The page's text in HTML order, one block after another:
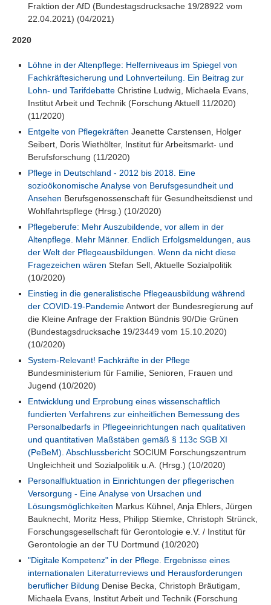
Fraktion der AfD (Bundestagsdrucksache 19/28922 vom
22.04.2021) (04/2021)
2020
Löhne in der Altenpflege: Helferniveaus im Spiegel von
Fachkräftesicherung und Lohnverteilung. Ein Beitrag zur
Lohn- und TarifdebatteChristine Ludwig, Michaela Evans,
Institut Arbeit und Technik (Forschung Aktuell 11/2020)
(11/2020)
Entgelte von Pflegekräften Jeanette Carstensen, Holger
Seibert, Doris Wiethölter, Institut für Arbeitsmarkt- und
Berufsforschung (11/2020)
Pflege in Deutschland - 2012 bis 2018. Eine
sozioökonomische Analyse von Berufsgesundheit und
Ansehen Berufsgenossenschaft für Gesundheitsdienst und
Wohlfahrtspflege (Hrsg.) (10/2020)
Pflegeberufe: Mehr Auszubildende, vor allem in der
Altenpflege. Mehr Männer. Endlich Erfolgsmeldungen, aus
der Welt der Pflegeausbildungen. Wenn da nicht diese
Fragezeichen wären Stefan Sell, Aktuelle Sozialpolitik
(10/2020)
Einstieg in die generalistische Pflegeausbildung während
der COVID-19-PandemieAntwort der Bundesregierung auf
die Kleine Anfrage der Fraktion Bündnis 90/Die Grünen
(Bundestagsdrucksache 19/23449 vom 15.10.2020)
(10/2020)
System-Relevant! Fachkräfte in der Pflege
Bundesministerium für Familie, Senioren, Frauen und
Jugend (10/2020)
Entwicklung und Erprobung eines wissenschaftlich
fundierten Verfahrens zur einheitlichen Bemessung des
Personalbedarfs in Pflegeeinrichtungen nach qualitativen
und quantitativen Maßstäben gemäß § 113c SGB XI
(PeBeM). AbschlussberichtSOCIUM Forschungszentrum
Ungleichheit und Sozialpolitik u.A. (Hrsg.) (10/2020)
Personalfluktuation in Einrichtungen der pflegerischen
Versorgung - Eine Analyse von Ursachen und
Lösungsmöglichkeiten Markus Kühnel, Anja Ehlers, Jürgen
Bauknecht, Moritz Hess, Philipp Stiemke, Christoph Strünck,
Forschungsgesellschaft für Gerontologie e.V. / Institut für
Gerontologie an der TU Dortmund (10/2020)
"Digitale Kompetenz" in der Pflege. Ergebnisse eines
internationalen Literaturreviews und Herausforderungen
beruflicher Bildung Denise Becka, Christoph Bräutigam,
Michaela Evans, Institut Arbeit und Technik (Forschung